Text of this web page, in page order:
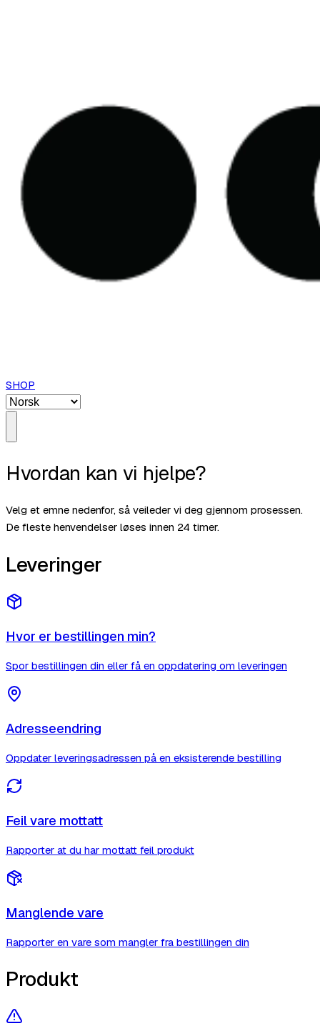
SHOP
Hvordan kan vi hjelpe?
Velg et emne nedenfor, så veileder vi deg gjennom prosessen.
De fleste henvendelser løses innen 24 timer.
Leveringer
Hvor er bestillingen min?
Spor bestillingen din eller få en oppdatering om leveringen
Adresseendring
Oppdater leveringsadressen på en eksisterende bestilling
Feil vare mottatt
Rapporter at du har mottatt feil produkt
Manglende vare
Rapporter en vare som mangler fra bestillingen din
Produkt